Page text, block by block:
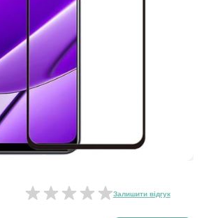
Залишити відгук